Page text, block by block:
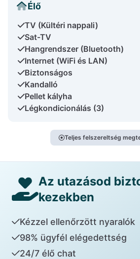
Élő
TV (Kültéri nappali)
Sat-TV
Hangrendszer (Bluetooth)
Internet (WiFi és LAN)
Biztonságos
Kandalló
Pellet kályha
Légkondicionálás (3)
Teljes felszereltség
Az utazásod
kezekben
Kézzel ellenőrzött nyaralók
98% ügyfél elégedettség
24/7 élő chat